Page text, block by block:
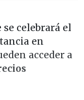
celebrará el
en
acceder a